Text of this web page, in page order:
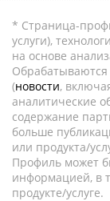
* Страница-
услуги),
на основе
Обрабатываются
(новости,
аналитические
содержание
больше
или продукта/
Профиль может
информацией, в
продукте/услуге.